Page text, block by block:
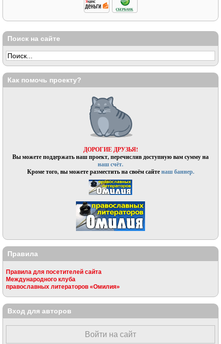
Поиск на сайте
Как помочь проекту?
ДОРОГИЕ ДРУЗЬЯ!
Вы можете поддержать наш проект, перечислив доступную вам сумму на
наш счёт.
Кроме того, вы можете разместить на своём сайтенаш баннер.
Правила
Правила для посетителей сайта
Международного клуба
православных литераторов «Омилия»
Вход для авторов
Войти на сайт